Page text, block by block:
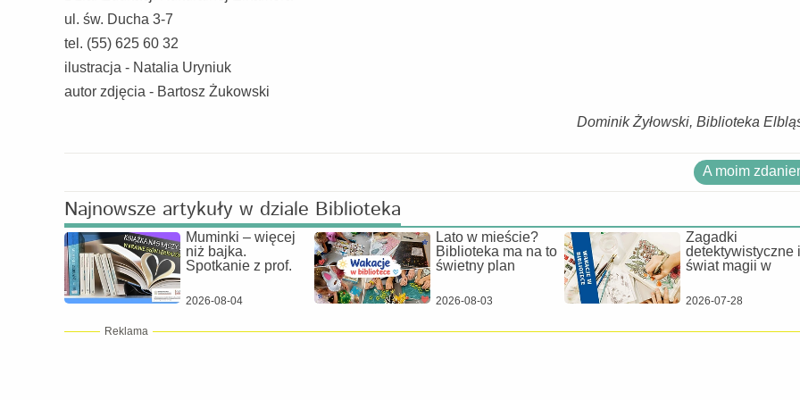
ul. św. Ducha 3-7
tel. (55) 625 60 32
ilustracja - Natalia Uryniuk
autor zdjęcia - Bartosz Żukowski
Dominik Żyłowski, Biblioteka
A moim
Najnowsze artykuły w dziale Biblioteka
Muminki – więcej
niż bajka.
Spotkanie z prof.
2026-08-04
Lato w mieście?
Biblioteka ma na to
świetny plan
2026-08-03
Zagadki
detektywistyczne i
świat magii w
2026-07-28
Reklama